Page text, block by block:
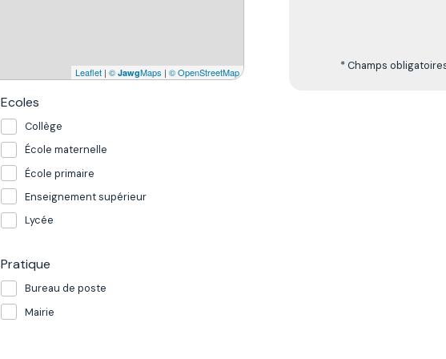
Leaflet | © JawgMaps | © OpenStreetMap
Ecoles
Collège
École maternelle
École primaire
Enseignement supérieur
Lycée
Pratique
Bureau de poste
Mairie
* Champs